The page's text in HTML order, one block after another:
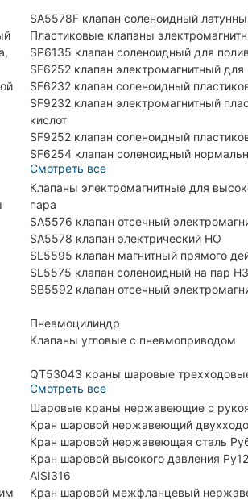
SA5578F клапан соленоидный
Пластиковые клапаны
SP6135 клапан соленоидный для
SF6252 клапан электромагнитный для
SF6232 клапан соленоидный
SF9232 клапан электромагнитный
кислот
SF9252 клапан соленоидный
SF6254 клапан соленоидный
Смотреть все
Клапаны электромагнитные для
пара
SA5576 клапан отсечный
SA5578 клапан электрический НО
SL5595 клапан магнитный прямого
SL5575 клапан соленоидный на пар НЗ
SB5592 клапан отсечный
Пневмоцилиндр
Клапаны угловые с пневмоприводом
QT53043 краны шаровые
Смотреть все
Шаровые краны нержавеющие с
Кран шаровой нержавеющий
Кран шаровой нержавеющая сталь
Кран шаровой высокого давления
AISI316
Кран шаровой межфланцевый